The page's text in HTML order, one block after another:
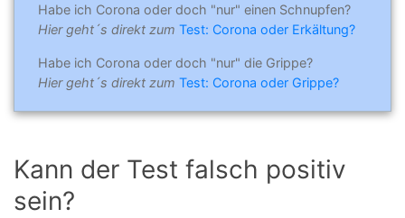
Habe ich Corona oder doch "nur" einen Schnupfen?
Hier geht´s direkt zum Test: Corona oder Erkältung?
Habe ich Corona oder doch "nur" die Grippe?
Hier geht´s direkt zum Test: Corona oder Grippe?
Kann der Test falsch positiv
sein?